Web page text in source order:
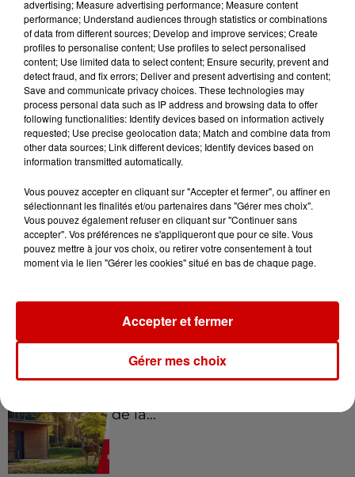
Pape Léon XIV en France : quel
est son programme ?
Jeux Voir plus
Gagnez vos places pour le
festival Marché Gourmand 2026
à Coulon !
Destination Vacances - Gagnez
de la...
advertising; Measure advertising performance; Measure content
performance; Understand audiences through statistics or combinations
of data from different sources; Develop and improve services; Create
profiles to personalise content; Use profiles to select personalised
content; Use limited data to select content; Ensure security, prevent and
detect fraud, and fix errors; Deliver and present advertising and content;
Save and communicate privacy choices. These technologies may
process personal data such as IP address and browsing data to offer
following functionalities: Identify devices based on information actively
requested; Use precise geolocation data; Match and combine data from
other data sources; Link different devices; Identify devices based on
information transmitted automatically.
Vous pouvez accepter en cliquant sur "Accepter et fermer", ou affiner en
sélectionnant les finalités et/ou partenaires dans "Gérer mes choix".
Vous pouvez également refuser en cliquant sur "Continuer sans
accepter". Vos préférences ne s'appliqueront que pour ce site. Vous
pouvez mettre à jour vos choix, ou retirer votre consentement à tout
moment via le lien "Gérer les cookies" situé en bas de chaque page.
Gérer mes choix
Accepter et fermer